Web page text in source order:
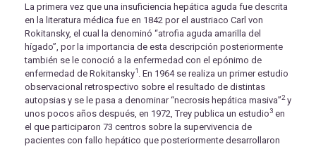
La primera vez que una insuficiencia hepática aguda fue descrita
en la literatura médica fue en 1842 por el austriaco Carl von
Rokitansky, el cual la denominó “atrofia aguda amarilla del
hígado”, por la importancia de esta descripción posteriormente
también se le conoció a la enfermedad con el epónimo de
enfermedad de Rokitansky1
. En 1964 se realiza un primer estudio
observacional retrospectivo sobre el resultado de distintas
autopsias y se le pasa a denominar “necrosis hepática masiva”2y
unos pocos años después, en 1972, Trey publica un estudio3 en
el que participaron 73 centros sobre la supervivencia de
pacientes con fallo hepático que posteriormente desarrollaron